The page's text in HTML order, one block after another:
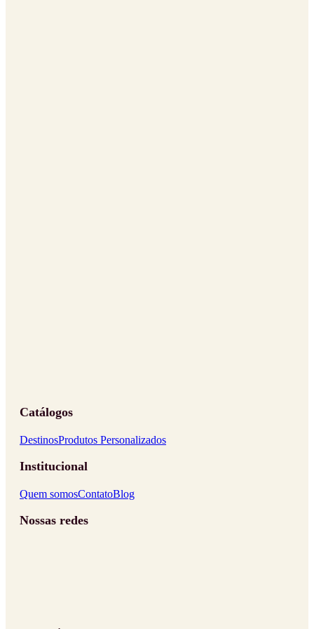
Catálogos
DestinosProdutos Personalizados
Institucional
Quem somosContatoBlog
Nossas redes